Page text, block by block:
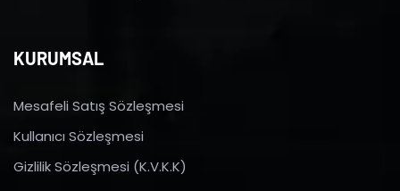
KURUMSAL
Mesafeli Satış Sözleşmesi
Kullanıcı Sözleşmesi
Gizlilik Sözleşmesi (K.V.K.K)